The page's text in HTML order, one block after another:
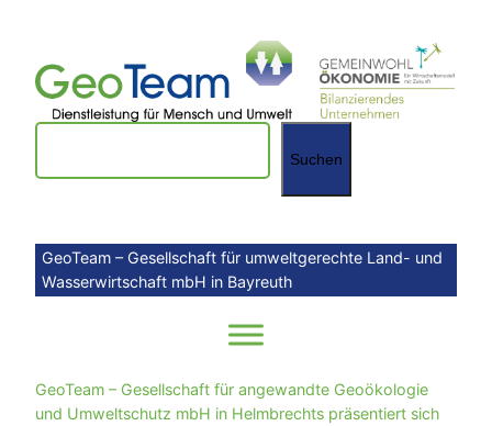
springen
Suchen
Suchen
GeoTeam – Gesellschaft für umweltgerechte Land- und
Wasserwirtschaft mbH in Bayreuth
GeoTeam – Gesellschaft für angewandte Geoökologie
und Umweltschutz mbH in Helmbrechts präsentiert sich